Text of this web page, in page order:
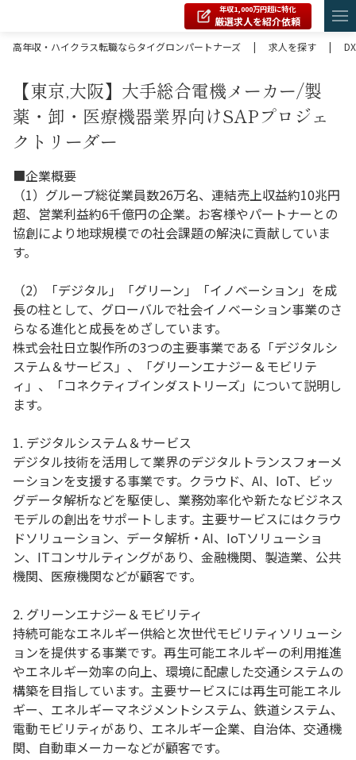
年収1,000万円超に特化
厳選求人を紹介依頼
高年収・ハイクラス転職ならタイグロンパートナーズ
| 求人を探す |
【東京,大阪】大手総合電機メーカー/製
薬・卸・医療機器業界向けSAPプロジェ
クトリーダー
■企業概要
（1）グループ総従業員数26万名、連結売上収益約10兆円
超、営業利益約6千億円の企業。お客様やパートナーとの
協創により地球規模での社会課題の解決に貢献していま
す。
（2）「デジタル」「グリーン」「イノベーション」を成
長の柱として、グローバルで社会イノベーション事業のさ
らなる進化と成長をめざしています。
株式会社日立製作所の3つの主要事業である「デジタルシ
ステム＆サービス」、「グリーンエナジー＆モビリテ
ィ」、「コネクティブインダストリーズ」について説明し
ます。
1. デジタルシステム＆サービス
デジタル技術を活用して業界のデジタルトランスフォーメ
ーションを支援する事業です。クラウド、AI、IoT、ビッ
グデータ解析などを駆使し、業務効率化や新たなビジネス
モデルの創出をサポートします。主要サービスにはクラウ
ドソリューション、データ解析・AI、IoTソリューショ
ン、ITコンサルティングがあり、金融機関、製造業、公共
機関、医療機関などが顧客です。
2. グリーンエナジー＆モビリティ
持続可能なエネルギー供給と次世代モビリティソリューシ
ョンを提供する事業です。再生可能エネルギーの利用推進
やエネルギー効率の向上、環境に配慮した交通システムの
構築を目指しています。主要サービスには再生可能エネル
ギー、エネルギーマネジメントシステム、鉄道システム、
電動モビリティがあり、エネルギー企業、自治体、交通機
関、自動車メーカーなどが顧客です。